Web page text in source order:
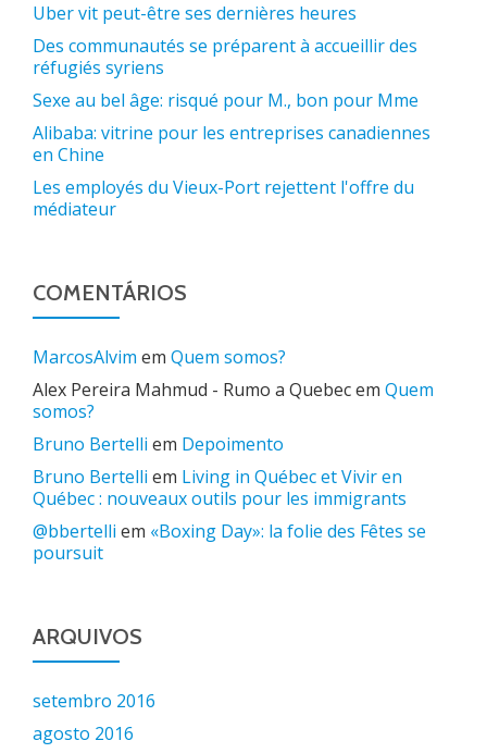
Uber vit peut-être ses dernières heures
Des communautés se préparent à accueillir des
réfugiés syriens
Sexe au bel âge: risqué pour M., bon pour Mme
Alibaba: vitrine pour les entreprises canadiennes
en Chine
Les employés du Vieux-Port rejettent l'offre du
médiateur
COMENTÁRIOS
MarcosAlvim em Quem somos?
Alex Pereira Mahmud - Rumo a Quebecem Quem
somos?
Bruno Bertelli em Depoimento
Bruno Bertelli em Living in Québec et Vivir en
Québec : nouveaux outils pour les immigrants
@bbertelli em «Boxing Day»: la folie des Fêtes se
poursuit
ARQUIVOS
setembro 2016
agosto 2016